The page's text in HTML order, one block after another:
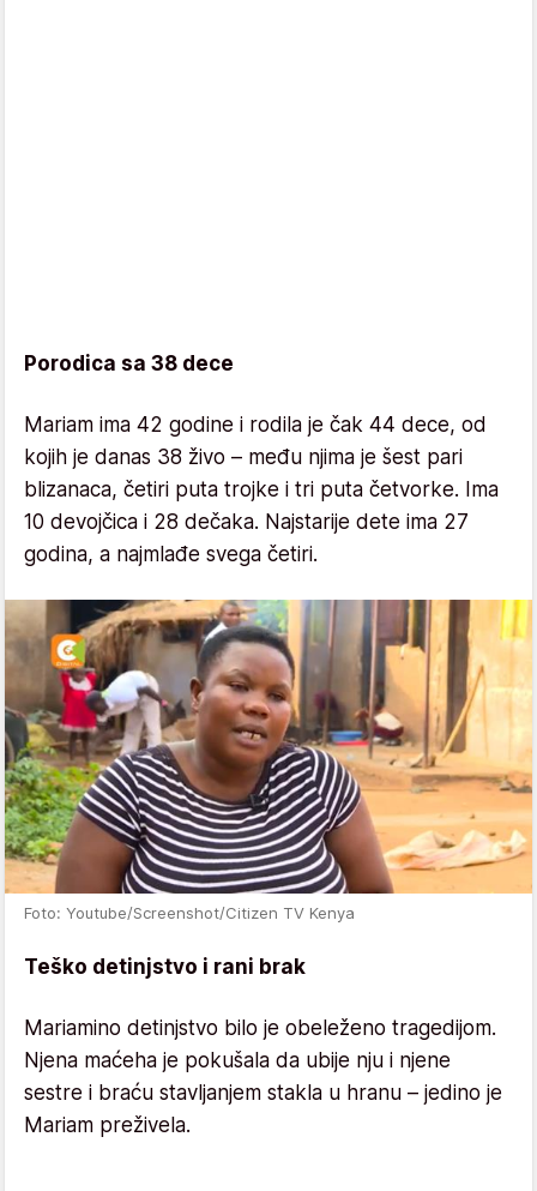
Porodica sa 38 dece
Mariam ima 42 godine i rodila je čak 44 dece, od
kojih je danas 38 živo – među njima je šest pari
blizanaca, četiri puta trojke i tri puta četvorke. Ima
10 devojčica i 28 dečaka. Najstarije dete ima 27
godina, a najmlađe svega četiri.
Foto: Youtube/Screenshot/Citizen TV Kenya
Teško detinjstvo i rani brak
Mariamino detinjstvo bilo je obeleženo tragedijom.
Njena maćeha je pokušala da ubije nju i njene
sestre i braću stavljanjem stakla u hranu – jedino je
Mariam preživela.